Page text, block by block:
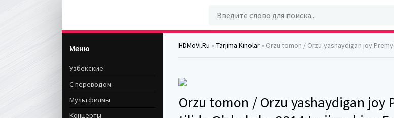
HDMoVi.Ru » Tarjima Kinolar » Orzu tomon / Orzu yashaydigan joy Premyera Uzbek tilida
Orzu tomon / Orzu yashaydigan joy
Меню
Узбекские
С переводом
Мультфилмы
Концерты